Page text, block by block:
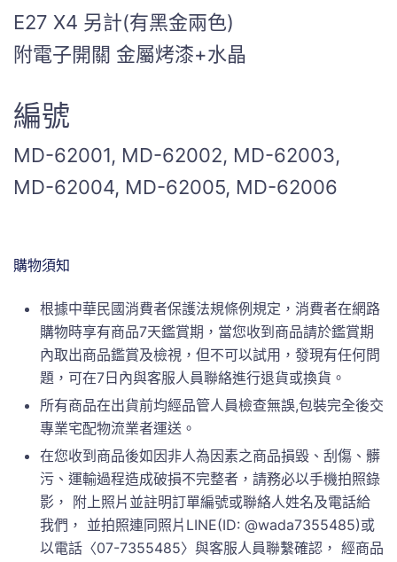
E27 X4 另計(有黑金兩色)
附電子開關 金屬烤漆+水晶
編號
MD-62001, MD-62002, MD-62003,
MD-62004, MD-62005, MD-62006
購物須知
根據中華民國消費者保護法規條例規定，消費者在網路
購物時享有商品7天鑑賞期，當您收到商品請於鑑賞期
內取出商品鑑賞及檢視，但不可以試用，發現有任何問
題，可在7日內與客服人員聯絡進行退貨或換貨。
所有商品在出貨前均經品管人員檢查無誤,包裝完全後交
專業宅配物流業者運送。
在您收到商品後如因非人為因素之商品損毀、刮傷、髒
污、運輸過程造成破損不完整者，請務必以手機拍照錄
影， 附上照片並註明訂單編號或聯絡人姓名及電話給
我們， 並拍照連同照片LINE(ID: @wada7355485)或
以電話〈07-7355485〉與客服人員聯繫確認， 經商品